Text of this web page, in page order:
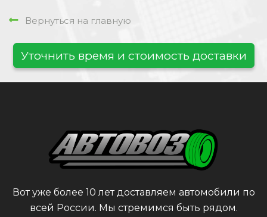
Вернуться на главную
Уточнить время и стоимость доставки
Вот уже более 10 лет доставляем автомобили по
всей России. Мы стремимся быть рядом.